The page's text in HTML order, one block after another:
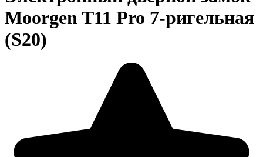
Moorgen T11 Pro 7-ригельная
(S20)